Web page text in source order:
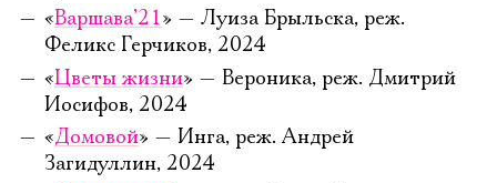
«Варшава’21» — Луиза Брыльска, реж.
Феликс Герчиков, 2024
«Цветы жизни» — Вероника, реж. Дмитрий
Иосифов, 2024
«Домовой» — Инга, реж. Андрей
Загидуллин, 2024